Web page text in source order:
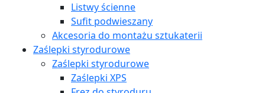
Listwy ścienne
Sufit podwieszany
Akcesoria do montażu sztukaterii
Zaślepki styrodurowe
Zaślepki styrodurowe
Zaślepki XPS